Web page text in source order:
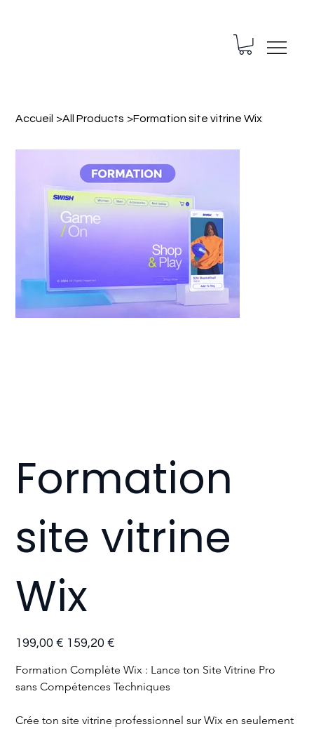
Accueil >All Products >Formation site vitrine Wix
Formation
site vitrine
Wix
Prix
d’origine
199,00 €
Prix
promotionnel
159,20 €
Formation Complète Wix : Lance ton Site Vitrine Pro
sans Compétences Techniques
Crée ton site vitrine professionnel sur Wix en seulement